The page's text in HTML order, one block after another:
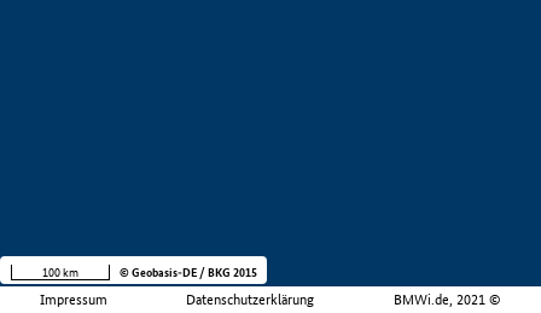
Impressum Datenschutzerklärung BMWi.de, 2021 ©
100 km © Geobasis-DE / BKG 2015